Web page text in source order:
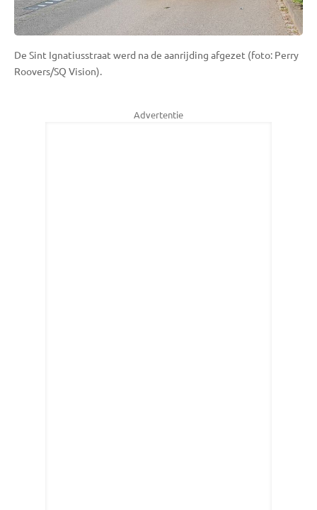
De Sint Ignatiusstraat werd na de aanrijding afgezet (foto: Perry
Roovers/SQ Vision).
Advertentie